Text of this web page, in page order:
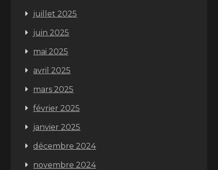
juillet 2025
juin 2025
mai 2025
avril 2025
mars 2025
février 2025
janvier 2025
décembre 2024
novembre 2024